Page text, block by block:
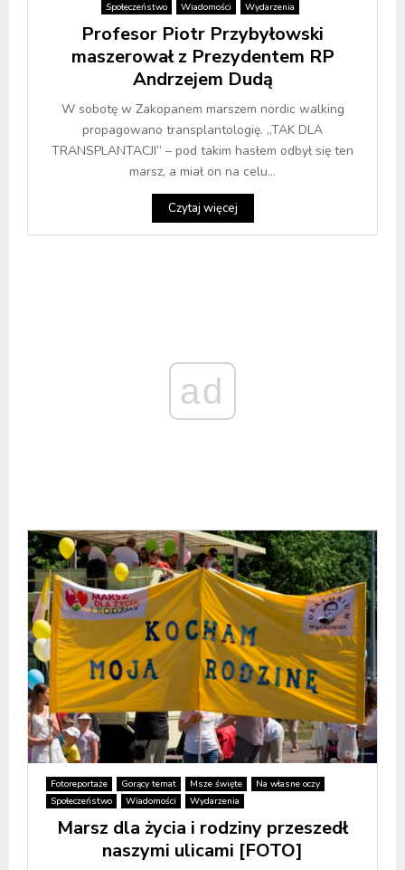
Społeczeństwo Wiadomości Wydarzenia
Profesor Piotr Przybyłowski
maszerował z Prezydentem RP
Andrzejem Dudą
W sobotę w Zakopanem marszem nordic walking
propagowano transplantologię. „TAK DLA
TRANSPLANTACJI” – pod takim hasłem odbył się ten
marsz, a miał on na celu...
Czytaj więcej
ad
Fotoreportaże Gorący temat Msze święte
Na własne oczy
Społeczeństwo
Wiadomości Wydarzenia
Marsz dla życia i rodziny przeszedł
naszymi ulicami [FOTO]